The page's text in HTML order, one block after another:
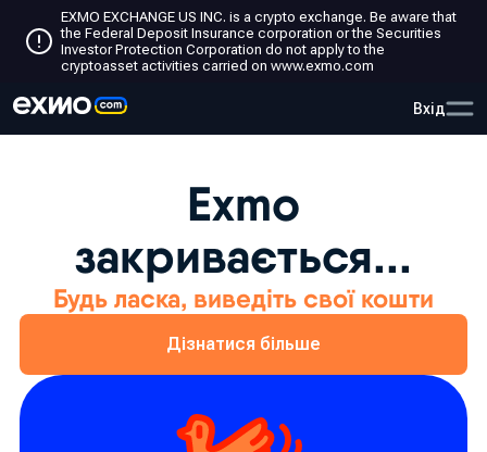
EXMO EXCHANGE US INC. is a crypto exchange. Be aware that
the Federal Deposit Insurance corporation or the Securities
Investor Protection Corporation do not apply to the
cryptoasset activities carried on www.exmo.com
Вхід
Exmo
закривається...
Будь ласка, виведіть свої кошти
Дізнатися більше